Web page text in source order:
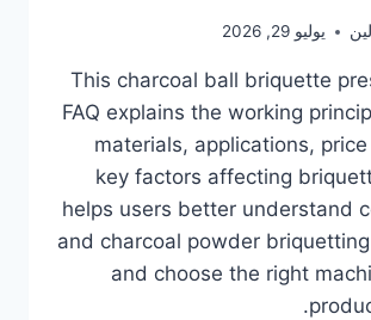
يوليو 29, 2026
This charcoal ball briquette
FAQ explains the working
materials, applications,
key factors affecting
helps users better understand
and charcoal powder
and choose the right